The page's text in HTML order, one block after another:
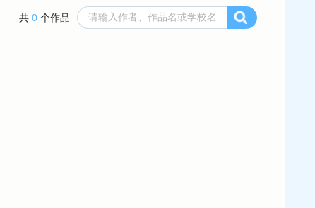
共 0 个作品